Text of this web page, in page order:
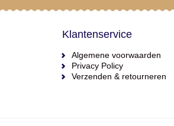
Klantenservice
Algemene voorwaarden
Privacy Policy
Verzenden & retourneren